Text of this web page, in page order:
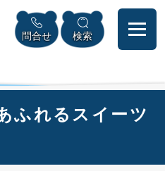
ばして本文へ
問合せ 検索
ふれるスイーツ